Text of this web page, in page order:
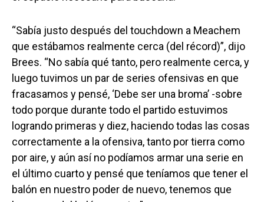
“Sabía justo después del touchdown a Meachem
que estábamos realmente cerca (del récord)”, dijo
Brees. “No sabía qué tanto, pero realmente cerca, y
luego tuvimos un par de series ofensivas en que
fracasamos y pensé, ‘Debe ser una broma’ -sobre
todo porque durante todo el partido estuvimos
logrando primeras y diez, haciendo todas las cosas
correctamente a la ofensiva, tanto por tierra como
por aire, y aún así no podíamos armar una serie en
el último cuarto y pensé que teníamos que tener el
balón en nuestro poder de nuevo, tenemos que